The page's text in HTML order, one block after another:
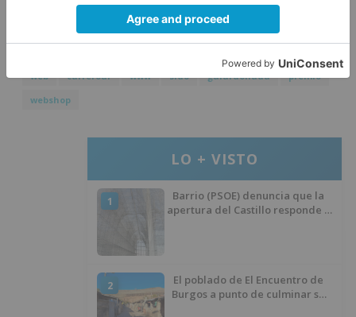
web carrefour www sido galardonada
premio
webshop
LO + VISTO
1
Barrio (PSOE) denuncia que la
apertura del Castillo responde a
2
El poblado de El Encuentro de
Burgos a punto de culminar su